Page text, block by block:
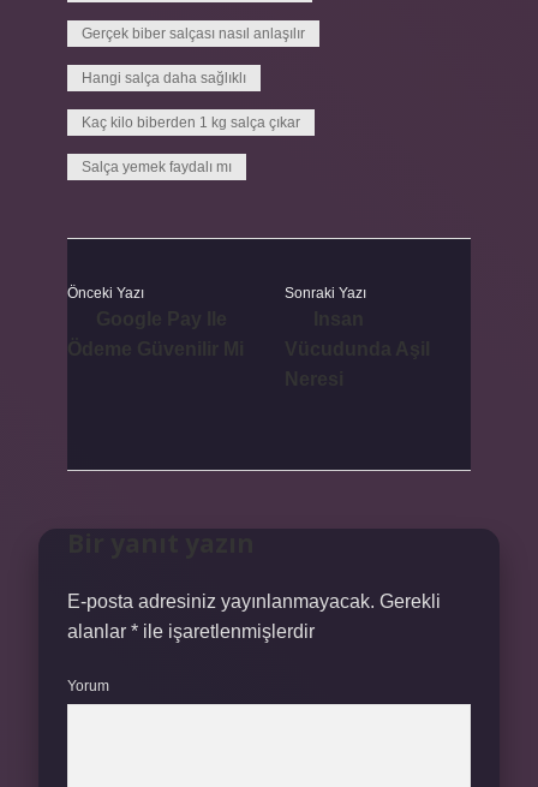
Gerçek biber salçası nasıl anlaşılır
Hangi salça daha sağlıklı
Kaç kilo biberden 1 kg salça çıkar
Salça yemek faydalı mı
Önceki Yazı Sonraki Yazı
E-posta adresiniz yayınlanmayacak. Gerekli
alanlar * ile işaretlenmişlerdir
Yorum